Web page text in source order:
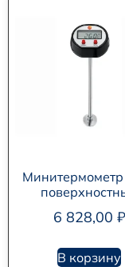
6 828,00 ₽
В корзину